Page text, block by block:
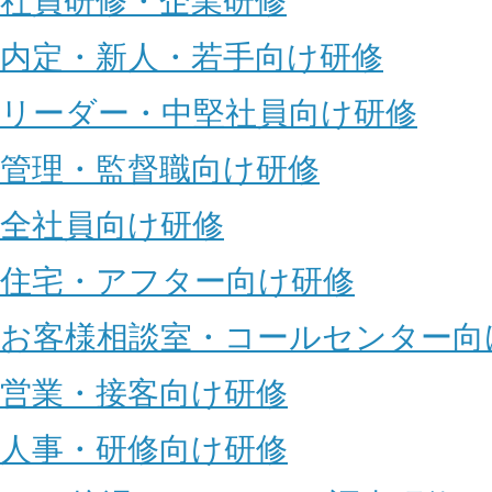
内定・新人・若手向け研修
リーダー・中堅社員向け研修
管理・監督職向け研修
全社員向け研修
住宅・アフター向け研修
お客様相談室・コールセンター
営業・接客向け研修
人事・研修向け研修